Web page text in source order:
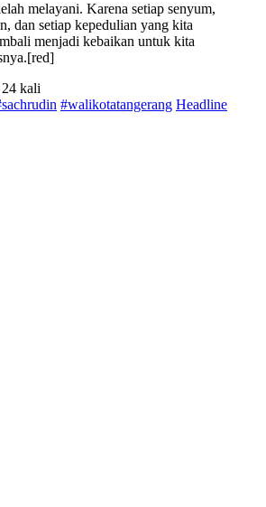
melayani. Karena setiap senyum,
dan setiap kepedulian yang kita
menjadi kebaikan untuk kita
kali
#walikotatangerang Headline